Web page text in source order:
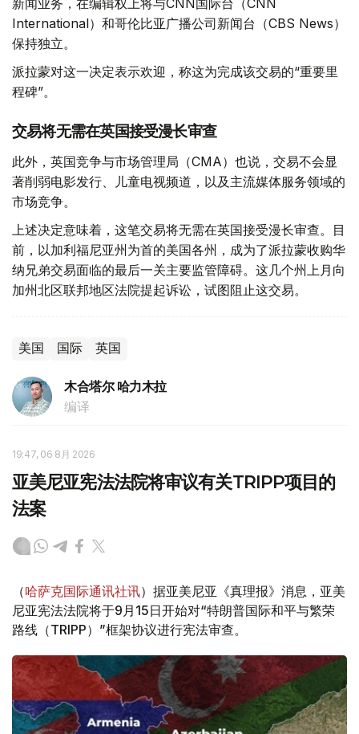
新闻业务，在编辑权上将与CNN国际台（CNN
International）和哥伦比亚广播公司新闻台（CBS News）
保持独立。
派拉蒙对这一决定表示欢迎，称这为完成该交易的“重要里
程碑”。
交易将无需在英国接受漫长审查
此外，英国竞争与市场管理局（CMA）也说，交易不会显
著削弱电影发行、儿童电视频道，以及主流媒体服务领域的
市场竞争。
上述决定意味着，这笔交易将无需在英国接受漫长审查。目
前，以加利福尼亚州为首的美国各州，成为了派拉蒙收购华
纳兄弟交易面临的最后一关主要监管障碍。这几个州上月向
加州北区联邦地区法院提起诉讼，试图阻止这交易。
美国 国际 英国
木合塔尔 哈力木拉
编译
19:47, 06 8月 2026
亚美尼亚宪法法院将审议有关TRIPP项目的
法案
（哈萨克国际通讯社讯）据亚美尼亚《真理报》消息，亚美
尼亚宪法法院将于9月15日开始对“特朗普国际和平与繁荣
路线（TRIPP）”框架协议进行宪法审查。